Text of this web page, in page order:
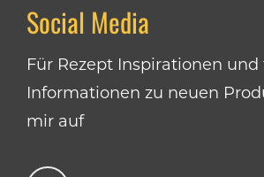
Social Media
Für Rezept Inspirationen und
Informationen zu neuen
mir auf